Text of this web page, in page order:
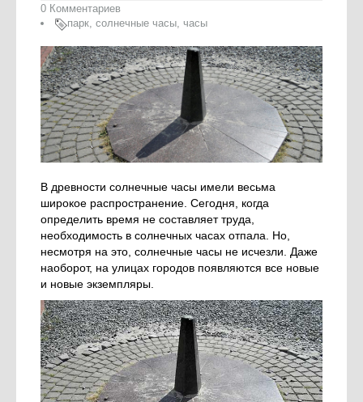
0 Комментариев
парк, солнечные часы, часы
В древности солнечные часы имели весьма
широкое распространение. Сегодня, когда
определить время не составляет труда,
необходимость в солнечных часах отпала. Но,
несмотря на это, солнечные часы не исчезли. Даже
наоборот, на улицах городов появляются все новые
и новые экземпляры.